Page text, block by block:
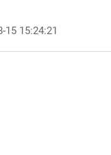
15 15:24:21